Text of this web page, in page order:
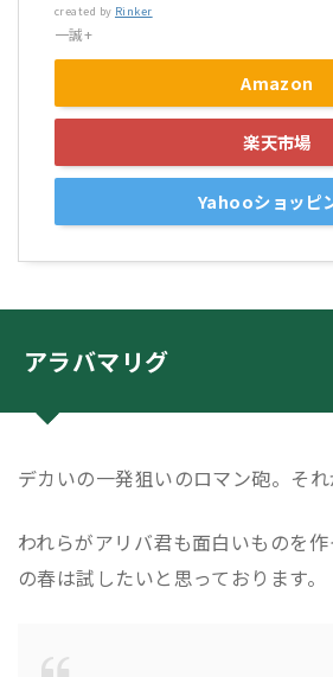
created by Rinker
一誠+
Amazon
楽天市場
Yahooショッピ
アラバマリグ
デカいの一発狙いのロマン砲。それ
われらがアリバ君も面白いものを
の春は試したいと思っております。